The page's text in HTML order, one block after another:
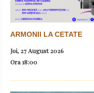
ARMONII LA CETATE
Joi, 27 August 2026
Ora18:00